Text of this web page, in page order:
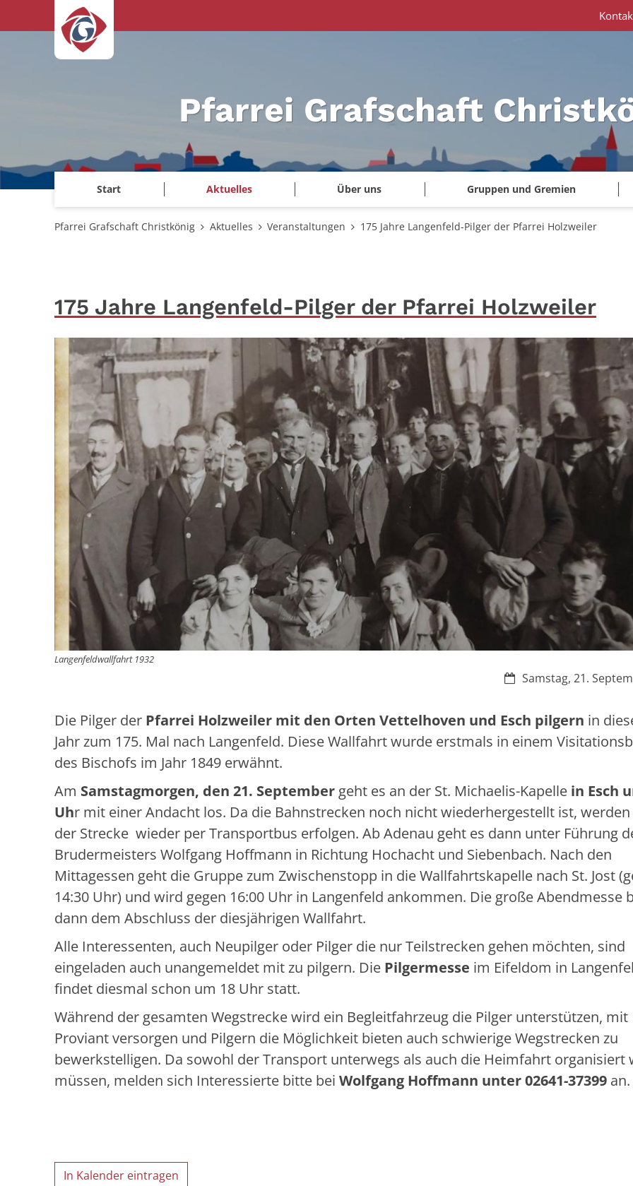
Zum Inhalt springen
Pfarrei Grafschaft
Start Aktuelles Über uns Gruppen und Gremien
Pfarrei Grafschaft Christkönig Aktuelles Veranstaltungen 175 Jahre Langenfeld-Pilger der Pfarrei Holzweiler
175 Jahre Langenfeld-Pilger der Pfarrei Holzweiler
Langenfeldwallfahrt 1932
Datum:
Samstag, 21.
Die Pilger der Pfarrei Holzweiler mit den Orten Vettelhoven und Esch pilgern in
Jahr zum 175. Mal nach Langenfeld. Diese Wallfahrt wurde erstmals in einem
des Bischofs im Jahr 1849 erwähnt.
Am Samstagmorgen, den 21. September geht es an der St. Michaelis-Kapelle in Esch
Uhr mit einer Andacht los. Da die Bahnstrecken noch nicht wiederhergestellt ist, werden
der Strecke wieder per Transportbus erfolgen. Ab Adenau geht es dann unter Führung
Brudermeisters Wolfgang Hoffmann in Richtung Hochacht und Siebenbach. Nach den
Mittagessen geht die Gruppe zum Zwischenstopp in die Wallfahrtskapelle nach St. Jost
14:30 Uhr) und wird gegen 16:00 Uhr in Langenfeld ankommen. Die große Abendmesse
dann dem Abschluss der diesjährigen Wallfahrt.
Alle Interessenten, auch Neupilger oder Pilger die nur Teilstrecken gehen möchten, sind
eingeladen auch unangemeldet mit zu pilgern. Die Pilgermesse im Eifeldom in
findet diesmal schon um 18 Uhr statt.
Während der gesamten Wegstrecke wird ein Begleitfahrzeug die Pilger unterstützen, mit
Proviant versorgen und Pilgern die Möglichkeit bieten auch schwierige Wegstrecken zu
bewerkstelligen. Da sowohl der Transport unterwegs als auch die Heimfahrt organisiert
müssen, melden sich Interessierte bitte bei Wolfgang Hoffmann unter 02641-37399 an.
In Kalender eintragen